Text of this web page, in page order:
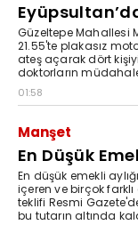
Güzeltepe Mahallesi
21.55'te plakasız
ateş açarak dört
doktorların
01:58
Manşet
En Düşük
En düşük emekli
içeren ve birçok
teklifi Resmi
bu tutarın altında